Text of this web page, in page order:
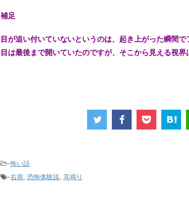
補足
目が追い付いていないというのは、起き上がった瞬間で
目は最後まで開いていたのですが、そこから見える視界
-怖い話
-右肩, 恐怖体験談, 耳鳴り